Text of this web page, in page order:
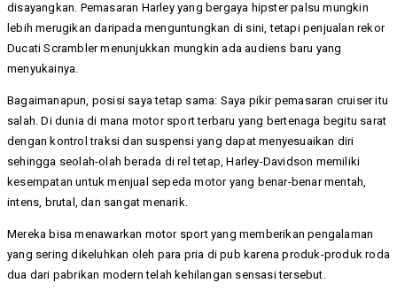
disayangkan. Pemasaran Harley yang bergaya hipster palsu mungkin
lebih merugikan daripada menguntungkan di sini, tetapi penjualan rekor
Ducati Scrambler menunjukkan mungkin ada audiens baru yang
menyukainya.
Bagaimanapun, posisi saya tetap sama: Saya pikir pemasaran cruiser itu
salah. Di dunia di mana motor sport terbaru yang bertenaga begitu sarat
dengan kontrol traksi dan suspensi yang dapat menyesuaikan diri
sehingga seolah-olah berada di rel tetap, Harley-Davidson memiliki
kesempatan untuk menjual sepeda motor yang benar-benar mentah,
intens, brutal, dan sangat menarik.
Mereka bisa menawarkan motor sport yang memberikan pengalaman
yang sering dikeluhkan oleh para pria di pub karena produk-produk roda
dua dari pabrikan modern telah kehilangan sensasi tersebut.